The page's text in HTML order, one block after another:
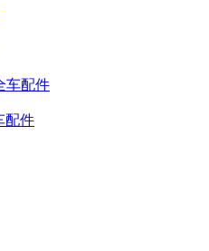
车配件
配件